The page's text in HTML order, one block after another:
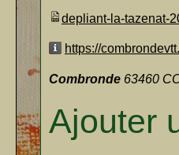
depliant-la-tazenat-
https://
Combronde 63460
Ajouter